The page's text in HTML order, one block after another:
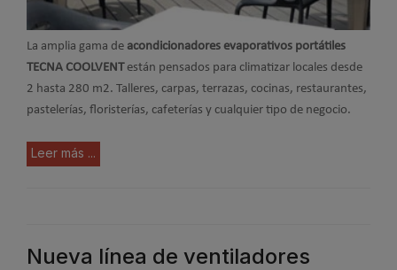
La amplia gama de acondicionadores evaporativos portátiles
TECNA COOLVENTestán pensados para climatizar locales desde
2 hasta 280 m2. Talleres, carpas, terrazas, cocinas, restaurantes,
pastelerías, floristerías, cafeterías y cualquier tipo de negocio.
Leer más ...
Nueva línea de ventiladores